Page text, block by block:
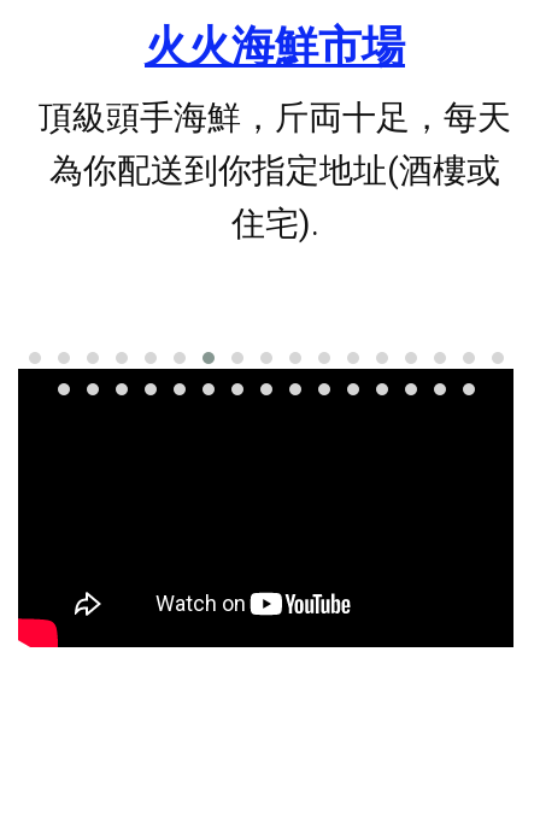
火火海鮮市場
頂級頭手海鮮，斤両十足，每天
為你配送到你指定地址(酒樓或
住宅).